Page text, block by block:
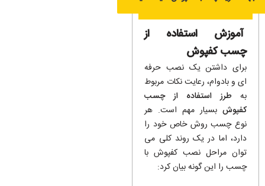
آموزش استفاده از
چسب کفپوش
برای داشتن یک نصب حرفه
ای و بادوام، رعایت نکات مربوط
به طرز استفاده از چسب
کفپوش بسیار مهم است. هر
نوع چسب روش خاص خود را
دارد، اما در یک روند کلی می
توان مراحل نصب کفپوش با
چسب را این گونه بیان کرد: